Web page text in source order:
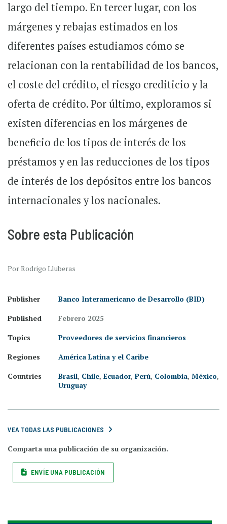
largo del tiempo. En tercer lugar, con los
márgenes y rebajas estimados en los
diferentes países estudiamos cómo se
relacionan con la rentabilidad de los bancos,
el coste del crédito, el riesgo crediticio y la
oferta de crédito. Por último, exploramos si
existen diferencias en los márgenes de
beneficio de los tipos de interés de los
préstamos y en las reducciones de los tipos
de interés de los depósitos entre los bancos
internacionales y los nacionales.
Sobre esta Publicación
Por Rodrigo Lluberas
Publisher
Banco Interamericano de Desarrollo (BID)
Published
Febrero 2025
Topics
Proveedores de servicios financieros
Regiones
América Latina y el Caribe
Countries
Brasil, Chile, Ecuador, Perú, Colombia, México,
Uruguay
VEA TODAS LAS PUBLICACIONES
Comparta una publicación de su organización.
ENVÍE UNA PUBLICACIÓN